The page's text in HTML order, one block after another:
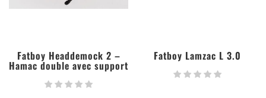
Fatboy Headdemock 2 –
Hamac double avec support
Fatboy Lamzac L 3.0